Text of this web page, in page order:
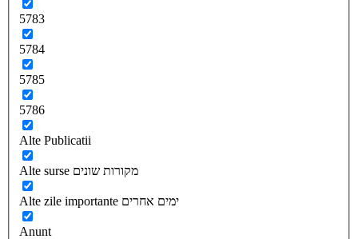
5783
5784
5785
5786
Alte Publicatii
Alte surse מקורות שונים
Alte zile importante ימים אחרים
Anunt